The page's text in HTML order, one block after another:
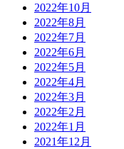
2022年10月
2022年8月
2022年7月
2022年6月
2022年5月
2022年4月
2022年3月
2022年2月
2022年1月
2021年12月